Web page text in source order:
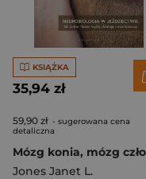
KSIĄŻKA
35,94 zł
59,90 zł - sugerowana cena
detaliczna
Jones Janet L.